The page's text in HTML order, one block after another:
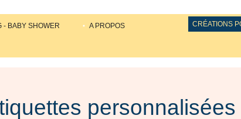
- BABY SHOWER A PROPOS CRÉATIONS
personnalisées